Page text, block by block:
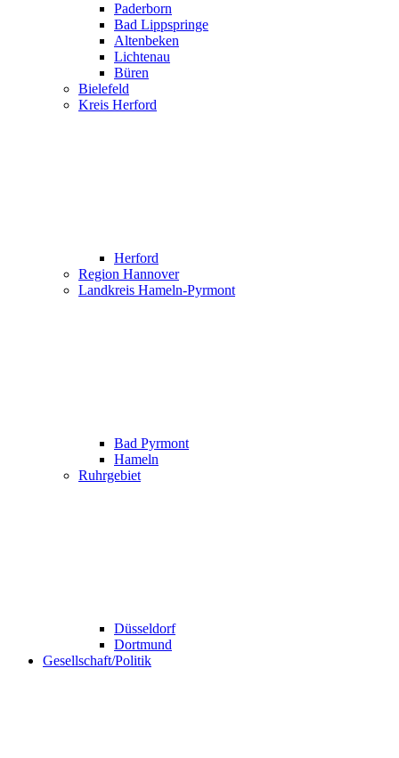
Paderborn
Bad Lippspringe
Altenbeken
Lichtenau
Büren
Bielefeld
Kreis Herford
Herford
Region Hannover
Landkreis Hameln-Pyrmont
Bad Pyrmont
Hameln
Ruhrgebiet
Düsseldorf
Dortmund
Gesellschaft/Politik